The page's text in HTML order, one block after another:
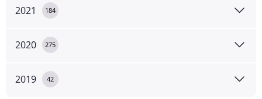
2021 184
2020 275
2019 42